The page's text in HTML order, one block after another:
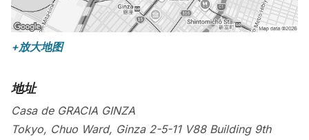
+放大地图
地址
Casa de GRACIA GINZA
Tokyo, Chuo Ward, Ginza 2-5-11 V88 Building 9th